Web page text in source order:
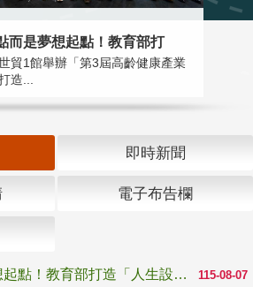
而是夢想起點！教育部打
貿1館舉辦「第3屆高齡健康產業
造...
即時新聞
電子布告欄
115-08-07
高齡不是終點而是夢想起點！教育部打造「人生設計夢工場」 參展第3屆高齡健康產業博覽會